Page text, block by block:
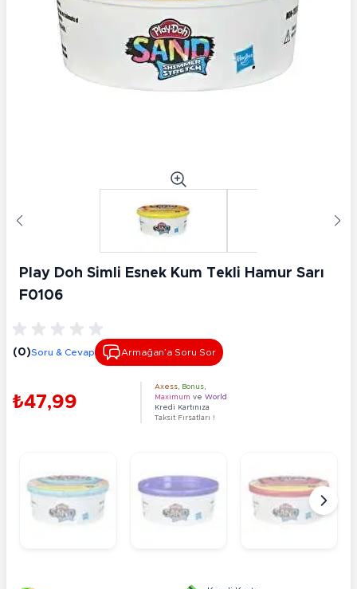
Play Doh Simli Esnek Kum Tekli Hamur Sarı
F0106
(0)Soru & Cevap Armağan’a Soru Sor
₺47,99
Axess Bonus
Maximum ve World
Kredi Kartınıza
Taksit Fırsatları !